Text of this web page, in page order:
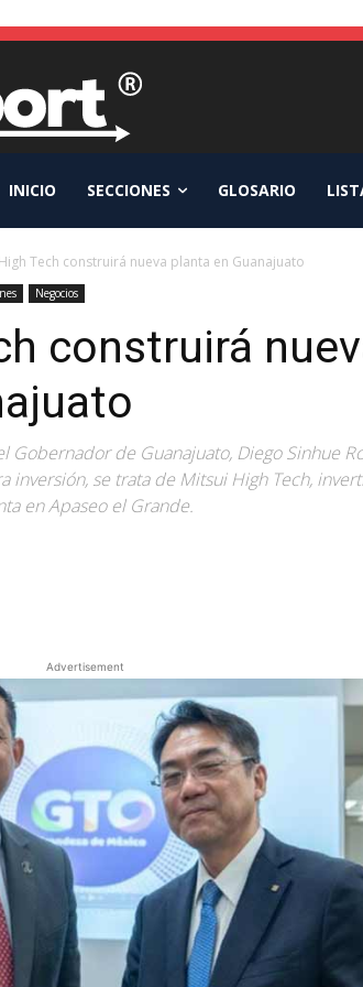
INICIO SECCIONES GLOSARIO
Tech construirá nueva planta en Guanajuato
Negocios
construirá
Gobernador de Guanajuato, Diego Sinhue
inversión, se trata de Mitsui High Tech,
en Apaseo el Grande.
Advertisement